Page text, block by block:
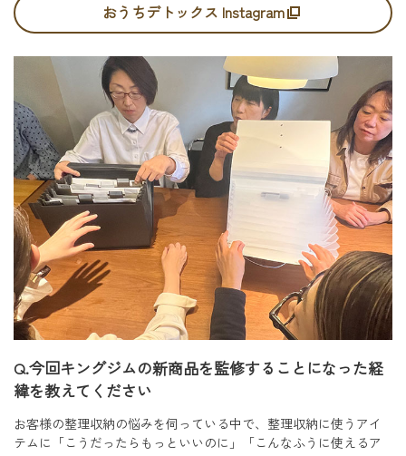
おうちデトックス Instagram
Q.今回キングジムの新商品を監修することになった経
緯を教えてください
お客様の整理収納の悩みを伺っている中で、整理収納に使うアイ
テムに「こうだったらもっといいのに」「こんなふうに使えるア